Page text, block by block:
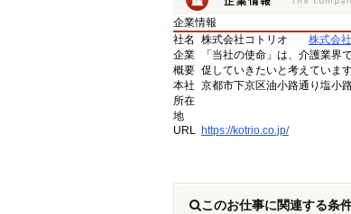
企業情報
社名
株式会社コトリオ
株式会
企業
概要
「当社の使命」は、介護業
促していきたいと考えていま
本社
所在
地
京都市下京区油小路通り塩小
URL https://kotrio.co.jp/
このお仕事に関連する条